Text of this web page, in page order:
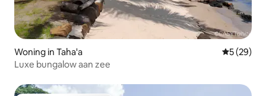
Woning in Taha'a
5 (29)
Luxe bungalow aan zee